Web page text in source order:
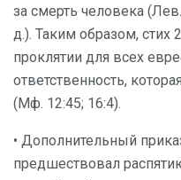
за смерть человека
д.). Таким образом, стих
проклятии для всех
ответственность,
(Мф. 12:45; 16:4).
• Дополнительный
предшествовал